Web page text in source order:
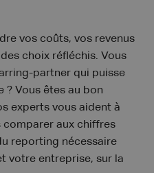
vos coûts, vos revenus
choix réfléchis. Vous
partner qui puisse
? Vous êtes au bon
experts vous aident à
aux chiffres
reporting nécessaire
votre entreprise, sur la